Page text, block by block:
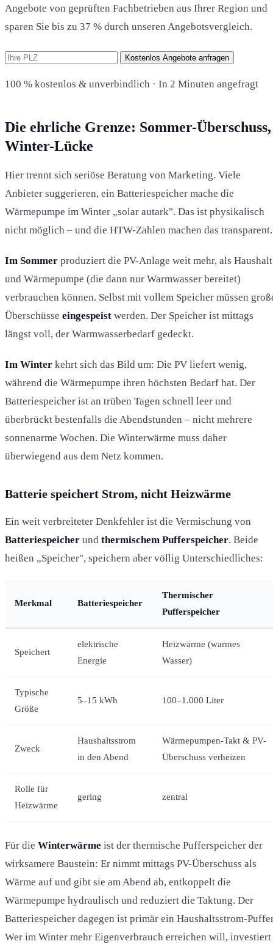
Angebote von geprüften Fachbetrieben aus Ihrer Region und
sparen Sie bis zu 37 % durch unseren Angebotsvergleich.
Kostenlos Angebote anfragen
100 % kostenlos & unverbindlich · In 2 Minuten angefragt
Die ehrliche Grenze: Sommer-Überschuss,
Winter-Lücke
Hier trennt sich seriöse Beratung von Marketing. Viele
Anbieter suggerieren, ein Batteriespeicher mache die
Wärmepumpe im Winter „solar autark". Das ist physikalisch
nicht möglich – und die HTW-Zahlen machen das transparent.
Im Sommer produziert die PV-Anlage weit mehr, als Haushalt
und Wärmepumpe (die dann nur Warmwasser bereitet)
verbrauchen können. Selbst mit vollem Speicher müssen
Überschüsse eingespeist werden. Der Speicher ist mittags
längst voll, der Warmwasserbedarf gedeckt.
Im Winter kehrt sich das Bild um: Die PV liefert wenig,
während die Wärmepumpe ihren höchsten Bedarf hat. Der
Batteriespeicher ist an trüben Tagen schnell leer und
überbrückt bestenfalls die Abendstunden – nicht mehrere
sonnenarme Wochen. Die Winterwärme muss daher
überwiegend aus dem Netz kommen.
Batterie speichert Strom, nicht Heizwärme
Ein weit verbreiteter Denkfehler ist die Vermischung von
Batteriespeicher und thermischem Pufferspeicher. Beide
heißen „Speicher", speichern aber völlig Unterschiedliches:
Merkmal Batteriespeicher
Thermischer
Pufferspeicher
Speichert
elektrische
Energie
Heizwärme (warmes
Wasser)
Typische
Größe
5–15 kWh 100–1.000 Liter
Zweck
Haushaltsstrom
in den Abend
Wärmepumpen-Takt & PV-
Überschuss verheizen
Rolle für
Heizwärme
gering zentral
Für die Winterwärme ist der thermische Pufferspeicher der
wirksamere Baustein: Er nimmt mittags PV-Überschuss als
Wärme auf und gibt sie am Abend ab, entkoppelt die
Wärmepumpe hydraulisch und reduziert die Taktung. Der
Batteriespeicher dagegen ist primär ein Haushaltsstrom-
Wer im Winter mehr Eigenverbrauch erreichen will, investiert